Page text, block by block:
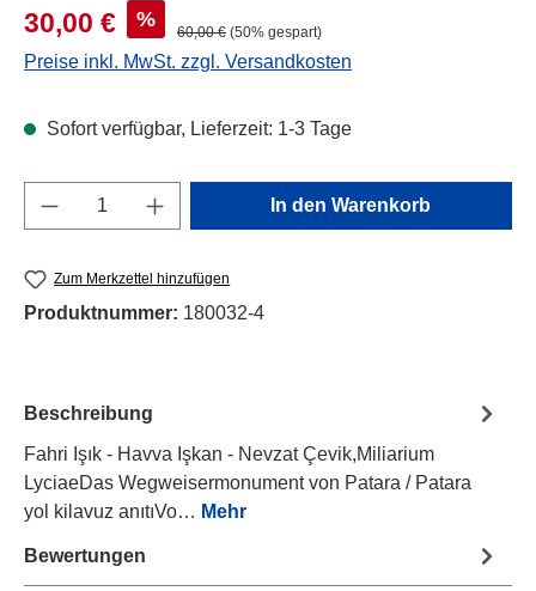
Verkaufspreis:
30,00 € % Regulärer Preis:
60,00 € (50% gespart)
Preise inkl. MwSt. zzgl. Versandkosten
Sofort verfügbar, Lieferzeit: 1-3 Tage
Produkt Anzahl: Gib den gewünschten
In den Warenkorb
Zum Merkzettel hinzufügen
Produktnummer: 180032-4
Beschreibung
Fahri Işık - Havva Işkan - Nevzat Çevik,Miliarium
LyciaeDas Wegweisermonument von Patara / Patara
yol kilavuz anıtıVo… Mehr
Bewertungen